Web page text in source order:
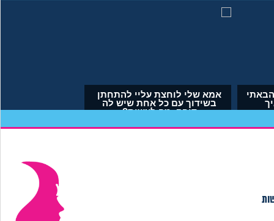
בי כי לא הבאתי
לעולם. איך
אמא שלי לוחצת עליי להתחתן
בשידוך עם כל אחת שיש לה
דופק, מה לעשות?